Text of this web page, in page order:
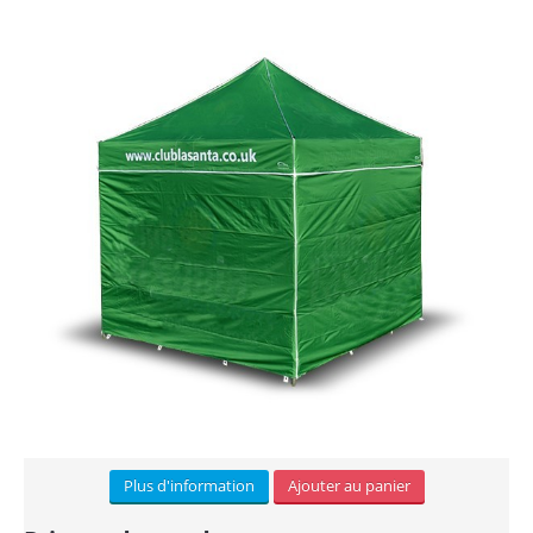
Tissu (3)
Panneau alvéolaire (3)
PVC Forex (8)
Dibond (2)
Plexiglass (2)
Eclairage (2)
Plus d'information Ajouter au panier